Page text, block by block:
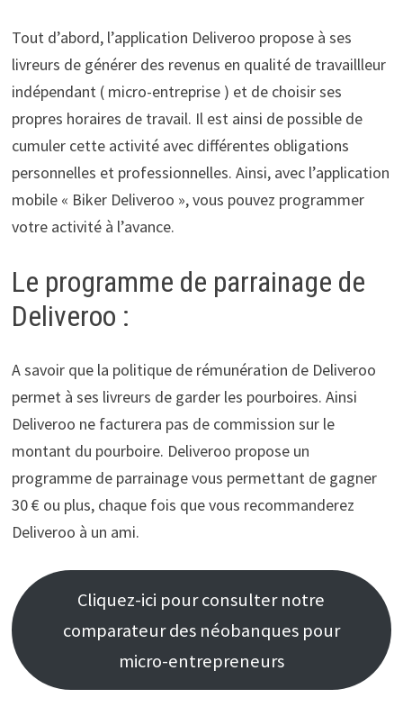
Tout d’abord, l’application Deliveroo propose à ses
livreurs de générer des revenus en qualité de travaillleur
indépendant ( micro-entreprise ) et de choisir ses
propres horaires de travail. Il est ainsi de possible de
cumuler cette activité avec différentes obligations
personnelles et professionnelles. Ainsi, avec l’application
mobile « Biker Deliveroo », vous pouvez programmer
votre activité à l’avance.
Le programme de parrainage de
Deliveroo :
A savoir que la politique de rémunération de Deliveroo
permet à ses livreurs de garder les pourboires. Ainsi
Deliveroo ne facturera pas de commission sur le
montant du pourboire. Deliveroo propose un
programme de parrainage vous permettant de gagner
30 € ou plus, chaque fois que vous recommanderez
Deliveroo à un ami.
Cliquez-ici pour consulter notre
comparateur des néobanques pour
micro-entrepreneurs